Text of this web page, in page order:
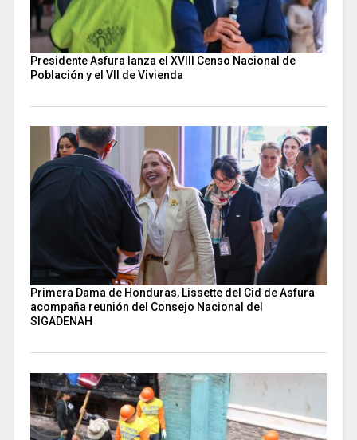
Presidente Asfura lanza el XVIII Censo Nacional de
Población y el VII de Vivienda
Primera Dama de Honduras, Lissette del Cid de Asfura
acompaña reunión del Consejo Nacional del
SIGADENAH